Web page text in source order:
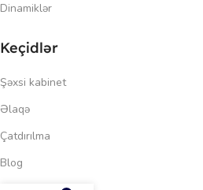
Dinamiklər
Keçidlər
Şəxsi kabinet
Əlaqə
Çatdırılma
Blog